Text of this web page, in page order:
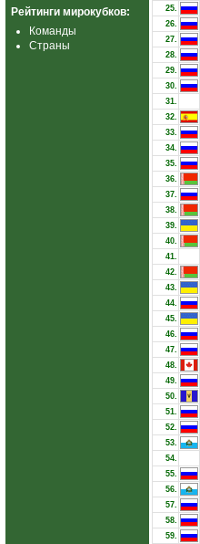
Рейтинги мирокубков:
Команды
Страны
25.
26.
27.
28.
29.
30.
31.
32.
33.
34.
35.
36.
37.
38.
39.
40.
41.
42.
43.
44.
45.
46.
47.
48.
49.
50.
51.
52.
53.
54.
55.
56.
57.
58.
59.